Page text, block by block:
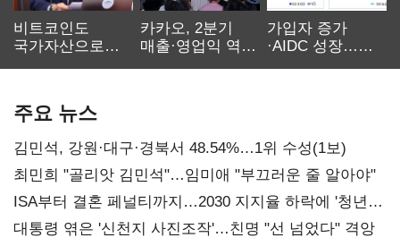
비트코인도
국가자산으로…'
카카오, 2분기
매출·영업익 역대
가입자 증가
·AIDC 성장…
주요 뉴스
김민석, 강원·대구·경북서 48.54%…1위 수성(1보)
최민희 "골리앗 김민석"…임미애 "부끄러운 줄 알아야"
ISA부터 결혼 페널티까지…2030 지지율 하락에 '청년
챙기기'
대통령 엮은 '신천지 사진조작'…친명 "선 넘었다" 격앙